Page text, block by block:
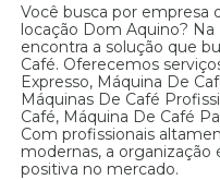
Você busca por empresa
locação Dom Aquino?
encontra a solução que
Café. Oferecemos
Expresso, Máquina De
Máquinas De Café
Café, Máquina De Café
Com profissionais
modernas, a organização
positiva no mercado.